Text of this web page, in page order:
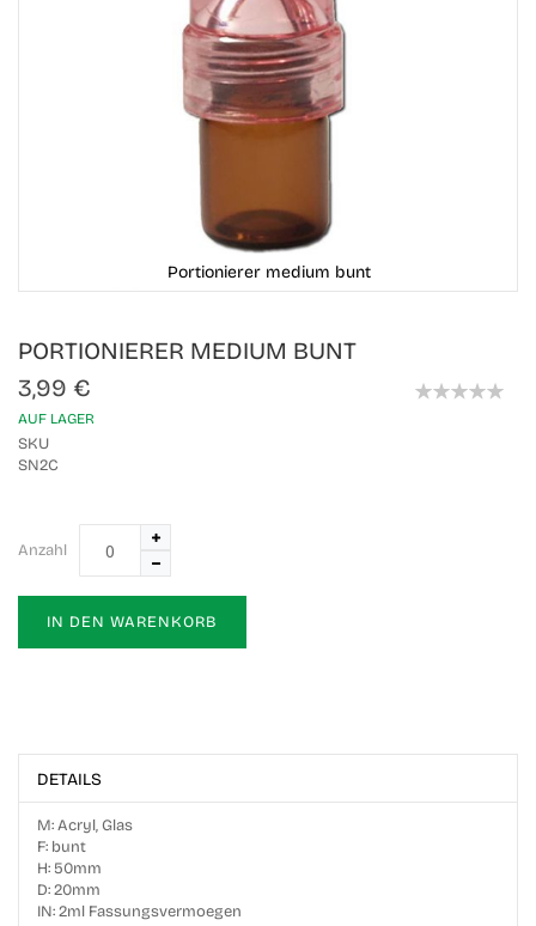
PORTIONIERER MEDIUM BUNT
3,99 €
AUF LAGER
SKU
SN2C
Anzahl
IN DEN WARENKORB
Portionierer medium bunt
to
beginning
of
images
gallery
DETAILS
M: Acryl, Glas
F: bunt
H: 50mm
D: 20mm
IN: 2ml Fassungsvermoegen